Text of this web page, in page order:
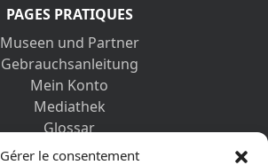
Gérer le consentement
PAGES PRATIQUES
Museen und Partner
Gebrauchsanleitung
Mein Konto
Mediathek
Glossar
Kontaktformular